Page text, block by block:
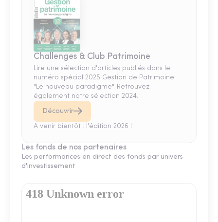
Challenges & Club Patrimoine
Lire une sélection d'articles publiés dans le
numéro spécial 2025 Gestion de Patrimoine
"Le nouveau paradigme". Retrouvez
également notre sélection 2024.
Découvrir
A venir bientôt : l'édition 2026 !
Les fonds de nos partenaires
Les performances en direct des fonds par univers
d'investissement